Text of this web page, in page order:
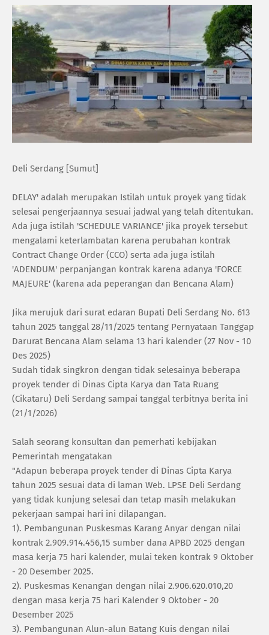
Deli Serdang [Sumut]
‎DELAY' adalah merupakan Istilah untuk proyek yang tidak
selesai pengerjaannya sesuai jadwal yang telah ditentukan.
Ada juga istilah 'SCHEDULE VARIANCE' jika proyek tersebut
mengalami keterlambatan karena perubahan kontrak
Contract Change Order (CCO) serta ada juga istilah
'ADENDUM' perpanjangan kontrak karena adanya 'FORCE
MAJEURE' (karena ada peperangan dan Bencana Alam)
‎Jika merujuk dari surat edaran Bupati Deli Serdang No. 613
tahun 2025 tanggal 28/11/2025 tentang Pernyataan Tanggap
Darurat Bencana Alam selama 13 hari kalender (27 Nov - 10
Des 2025)
‎Sudah tidak singkron dengan tidak selesainya beberapa
proyek tender di Dinas Cipta Karya dan Tata Ruang
(Cikataru) Deli Serdang sampai tanggal terbitnya berita ini
(21/1/2026)
‎Salah seorang konsultan dan pemerhati kebijakan
Pemerintah mengatakan
‎"Adapun beberapa proyek tender di Dinas Cipta Karya
tahun 2025 sesuai data di laman Web. LPSE Deli Serdang
yang tidak kunjung selesai dan tetap masih melakukan
pekerjaan sampai hari ini dilapangan.
‎1). Pembangunan Puskesmas Karang Anyar dengan nilai
kontrak 2.909.914.456,15 sumber dana APBD 2025 dengan
masa kerja 75 hari kalender, mulai teken kontrak 9 Oktober
- 20 Desember 2025.
‎2). Puskesmas Kenangan dengan nilai 2.906.620.010,20
dengan masa kerja 75 hari Kalender 9 Oktober - 20
Desember 2025
‎3). Pembangunan Alun-alun Batang Kuis dengan nilai